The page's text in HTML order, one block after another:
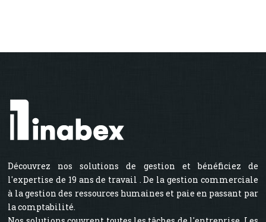
Découvrez nos solutions de gestion et bénéficiez de
l'expertise de 19 ans de travail . De la gestion commerciale
à la gestion des ressources humaines et paie en passant par
la comptabilité.